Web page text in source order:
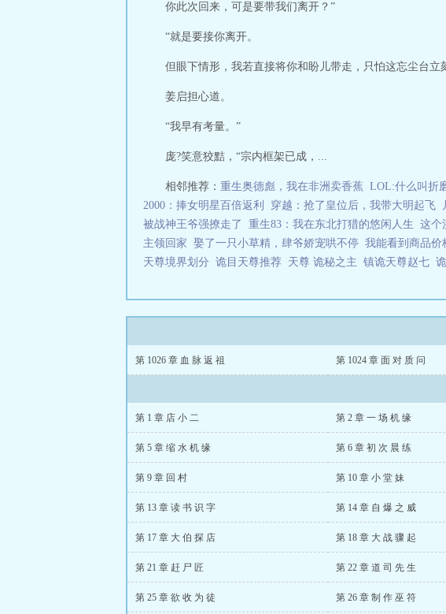
你此次回来，可是要带我们离开？”
“就是要接你离开。
但眼下情形，我若直接将你和盼儿带走，只怕这忘尘台
姜启担心道。
“我早有考量。”
庞?笑意狡黠，“宗内框架已成，...
相邻推荐： 重生奥德彪，我在非洲卖香蕉 LOL:什么叫折
2000：捧女明星百倍返利
穿越：抢了皇位后，我带大明起飞
被战神王爷强撩走了
重生83：我在东北打猎的悠闲人生 这个
主领回家 娶了一只小草精，肆爷娇宠哄不停 我能看到商品价
天尊境界划分 诡目天尊推荐 天尊 诡秘之主 镇诡天尊赵七
第 1026 章 血 脉 返 祖 第 1024 章 面 对 质 问
第 1 章 店 小 二 第 2 章 一 场 机 缘
第 5 章 缩 水 机 缘 第 6 章 初 次 晨 练
第 9 章 回 村 第 10 章 小 堂 妹
第 13 章 读 书 识 字 第 14 章 自 爆 之 威
第 17 章 大 伯 探 店 第 18 章 大 战 骤 起
第 21 章 赶 尸 匠 第 22 章 道 司 先 生
第 25 章 欲 收 为 徒 第 26 章 制 作 巫 符